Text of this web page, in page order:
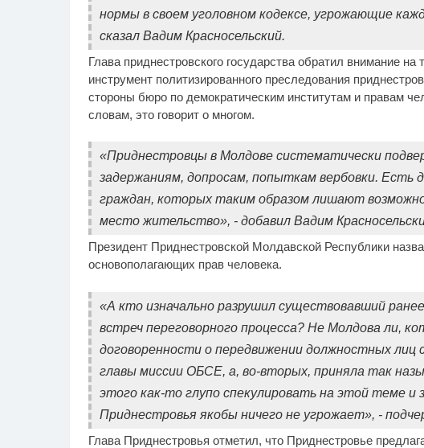
нормы в своем уголовном кодексе, угрожающие
сказал Вадим Красносельский.
Глава приднестровского государства обратил внимание
инструмент политизированного преследования
стороны бюро по демократическим институтам и правам
словам, это говорит о многом.
«Приднестровцы в Молдове систематически
задержаниям, допросам, попыткам вербовки. Есть
граждан, которых таким образом лишают
место жительство», - добавил Вадим
Президент Приднестровской Молдавской Республики
основополагающих прав человека.
«А кто изначально разрушил существовавший
встреч переговорного процесса? Не Молдова ли,
договоренности о передвижении должностных лиц
главы миссии ОБСЕ, а, во-вторых, приняла так
этого как-то глупо спекулировать на этой теме
Приднестровья якобы ничего не угрожает», -
Глава Приднестровья отметил, что Приднестровье